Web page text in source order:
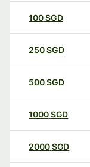
100SGD
250SGD
500SGD
1000SGD
2000SGD